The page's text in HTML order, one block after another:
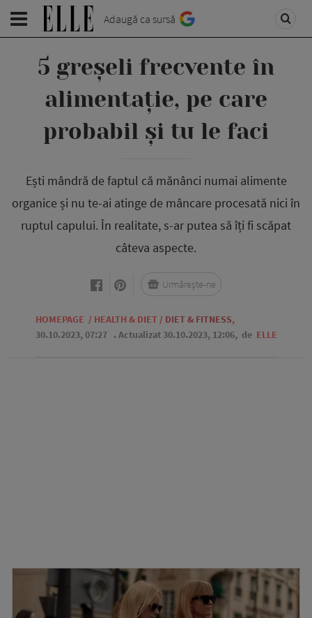
Adaugă ca sursă
5 greșeli frecvente în
alimentație, pe care
probabil și tu le faci
Ești mândră de faptul că mănânci numai alimente
organice și nu te-ai atinge de mâncare procesată nici în
ruptul capului. În realitate, s-ar putea să îți fi scăpat
câteva aspecte.
HOMEPAGE / HEALTH & DIET/ DIET & FITNESS,
30.10.2023, 07:27 . Actualizat 30.10.2023, 12:06, de ELLE
Urmărește-ne